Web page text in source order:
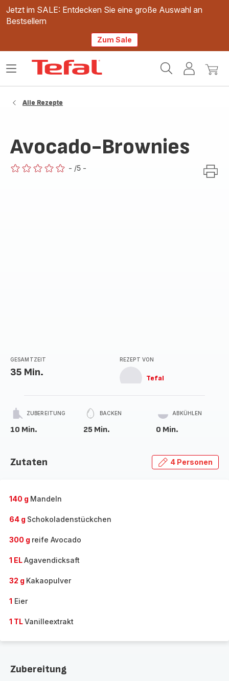
Jetzt im SALE: Entdecken Sie eine große Auswahl an
Bestsellern
Zum Sale
Mein
Mein
Das
Alle Rezepte
Avocado-Brownies
- /5 -
GESAMTZEIT
35 Min.
REZEPT VON
Tefal
ZUBEREITUNG
10 Min.
BACKEN
25 Min.
ABKÜHLEN
0 Min.
Zutaten 4 Personen
140 g Mandeln
64 g Schokoladenstückchen
300 g reife Avocado
1 ELAgavendicksaft
32 g Kakaopulver
1 Eier
1 TLVanilleextrakt
Zubereitung